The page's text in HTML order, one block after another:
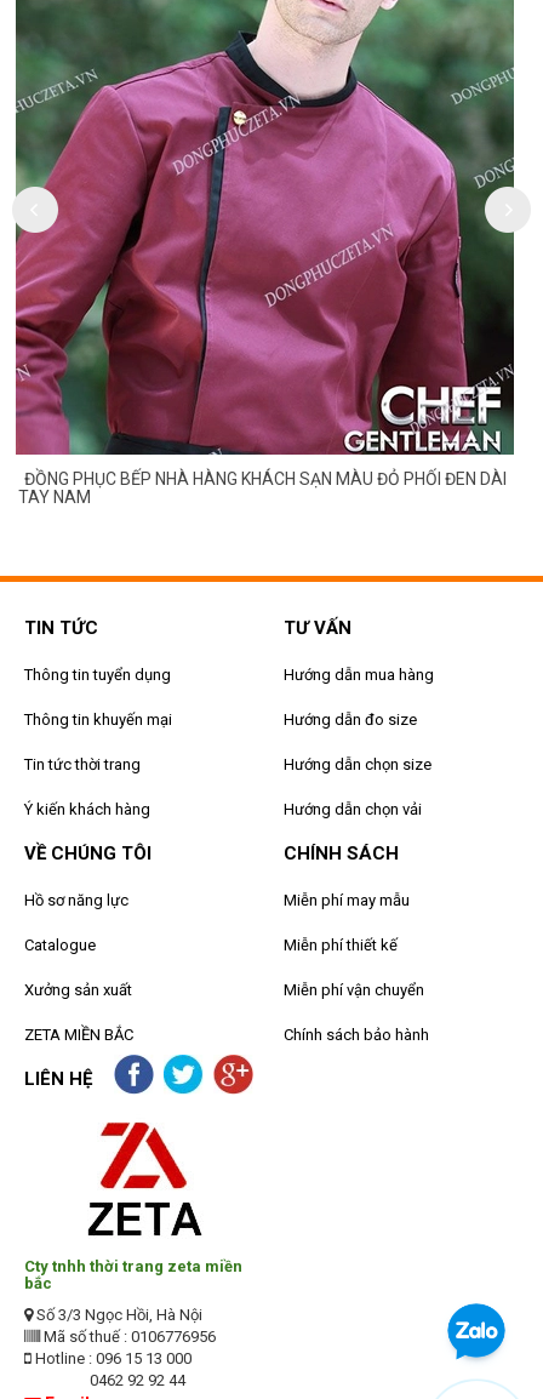
ĐỒNG PHỤC BẾP NHÀ HÀNG KHÁCH SẠN MÀU ĐỎ PHỐI ĐEN DÀI
TAY NAM
TIN TỨC
Thông tin tuyển dụng
Thông tin khuyến mại
Tin tức thời trang
Ý kiến khách hàng
TƯ VẤN
Hướng dẫn mua hàng
Hướng dẫn đo size
Hướng dẫn chọn size
Hướng dẫn chọn vải
VỀ CHÚNG TÔI
Hồ sơ năng lực
Catalogue
Xưởng sản xuất
ZETA MIỀN BẮC
CHÍNH SÁCH
Miễn phí may mẫu
Miễn phí thiết kế
Miễn phí vận chuyển
Chính sách bảo hành
LIÊN HỆ
Cty tnhh thời trang zeta miền
bắc
Số 3/3 Ngọc Hồi, Hà Nội
Mã số thuế : 0106776956
Hotline : 096 15 13 000
0462 92 92 44